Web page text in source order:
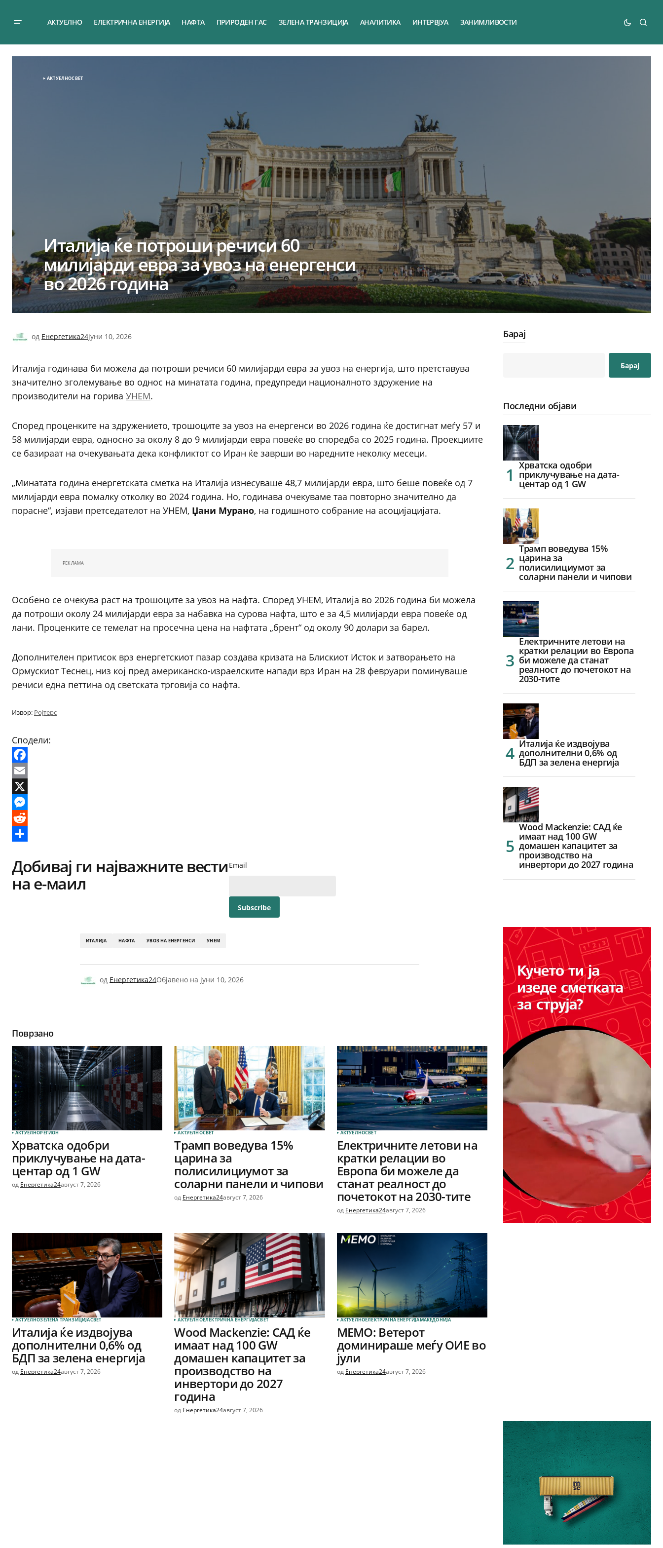
АКТУЕЛНО ЕЛЕКТРИЧНА ЕНЕРГИЈА НАФТА ПРИРОДЕН ГАС ЗЕЛЕНА ТРАНЗИЦИЈА АНАЛИТИКА ИНТЕРВЈУА ЗАНИМЛИВОСТИ
АКТУЕЛНОСВЕТ
Италија ќе потроши речиси 60
милијарди евра за увоз на енергенси
во 2026 година
од Енергетика24јуни 10, 2026
Италија годинава би можела да потроши речиси 60 милијарди евра за увоз на енергија, што претставува
значително зголемување во однос на минатата година, предупреди националното здружение на
производители на горива УНЕМ.
Според проценките на здружението, трошоците за увоз на енергенси во 2026 година ќе достигнат меѓу 57 и
58 милијарди евра, односно за околу 8 до 9 милијарди евра повеќе во споредба со 2025 година. Проекциите
се базираат на очекувањата дека конфликтот со Иран ќе заврши во наредните неколку месеци.
„Минатата година енергетската сметка на Италија изнесуваше 48,7 милијарди евра, што беше повеќе од 7
милијарди евра помалку отколку во 2024 година. Но, годинава очекуваме таа повторно значително да
порасне“, изјави претседателот на УНЕМ, Џани Мурано, на годишното собрание на асоцијацијата.
РЕКЛАМА
Особено се очекува раст на трошоците за увоз на нафта. Според УНЕМ, Италија во 2026 година би можела
да потроши околу 24 милијарди евра за набавка на сурова нафта, што е за 4,5 милијарди евра повеќе од
лани. Проценките се темелат на просечна цена на нафтата „брент“ од околу 90 долари за барел.
Дополнителен притисок врз енергетскиот пазар создава кризата на Блискиот Исток и затворањето на
Ормускиот Теснец, низ кој пред американско-израелските напади врз Иран на 28 февруари поминуваше
речиси една петтина од светската трговија со нафта.
Извор: Ројтерс
Сподели:
Facebook
Email
X
Messenger
Reddit
Добивај ги најважните вести
на е-маил
Email
ИТАЛИЈА НАФТА УВОЗ НА ЕНЕРГЕНСИ УНЕМ
од Енергетика24Објавено на јуни 10, 2026
Поврзано
АКТУЕЛНОРЕГИОН
Хрватска одобри
приклучување на дата-
центар од 1 GW
од Енергетика24август 7, 2026
АКТУЕЛНОСВЕТ
Трамп воведува 15%
царина за
полисилициумот за
соларни панели и чипови
од Енергетика24август 7, 2026
АКТУЕЛНОСВЕТ
Електричните летови на
кратки релации во
Европа би можеле да
станат реалност до
почетокот на 2030-тите
од Енергетика24август 7, 2026
АКТУЕЛНОЗЕЛЕНА ТРАНЗИЦИЈАСВЕТ
Италија ќе издвојува
дополнителни 0,6% од
БДП за зелена енергија
од Енергетика24август 7, 2026
АКТУЕЛНОЕЛЕКТРИЧНА ЕНЕРГИЈАСВЕТ
Wood Mackenzie: САД ќе
имаат над 100 GW
домашен капацитет за
производство на
инвертори до 2027
година
од Енергетика24август 7, 2026
АКТУЕЛНОЕЛЕКТРИЧНА ЕНЕРГИЈАМАКЕДОНИЈА
МЕМО: Ветерот
доминираше меѓу ОИЕ во
јули
од Енергетика24август 7, 2026
Барај
Барај
Последни објави
Хрватска одобри
приклучување на дата-
центар од 1 GW
Трамп воведува 15%
царина за
полисилициумот за
соларни панели и чипови
Електричните летови на
кратки релации во Европа
би можеле да станат
реалност до почетокот на
2030-тите
Италија ќе издвојува
дополнителни 0,6% од
БДП за зелена енергија
Wood Mackenzie: САД ќе
имаат над 100 GW
домашен капацитет за
производство на
инвертори до 2027 година